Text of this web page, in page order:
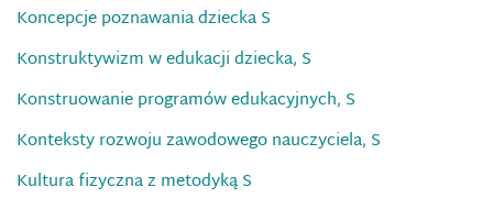
Koncepcje poznawania dziecka S
Konstruktywizm w edukacji dziecka, S
Konstruowanie programów edukacyjnych, S
Konteksty rozwoju zawodowego nauczyciela, S
Kultura fizyczna z metodyką S